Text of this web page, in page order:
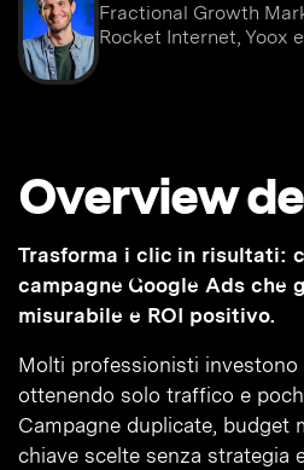
Fractional Growth
Rocket Internet, Yoox
Overview
Trasforma i clic in risultati:
campagne Google Ads che
misurabile e ROI positivo.
Molti professionisti investono
ottenendo solo traffico e
Campagne duplicate, budget
chiave scelte senza strategia